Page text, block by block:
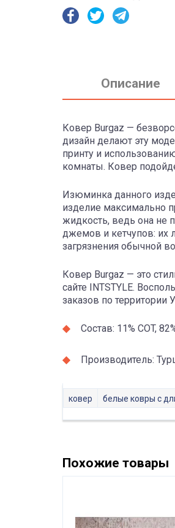
Описание
Ковер Burgaz —
дизайн делают эту
принту и
комнаты. Ковер
Изюминка данного
изделие максимально
жидкость, ведь она не
джемов и кетчупов: их
загрязнения обычной
Ковер Burgaz — это
сайте INTSTYLE.
заказов по территории
Состав: 11% COT,
Производитель:
ковер белые ковры с
Похожие товары